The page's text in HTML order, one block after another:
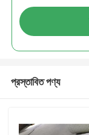
প্রস্তাবিত পণ্য